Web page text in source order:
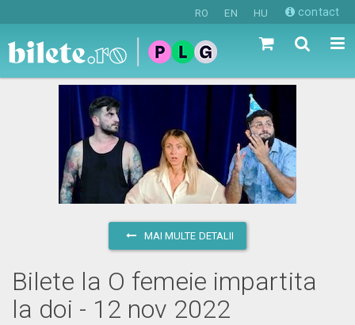
RO EN HU contact
MAI MULTE DETALII
Bilete la O femeie impartita
la doi - 12 nov 2022